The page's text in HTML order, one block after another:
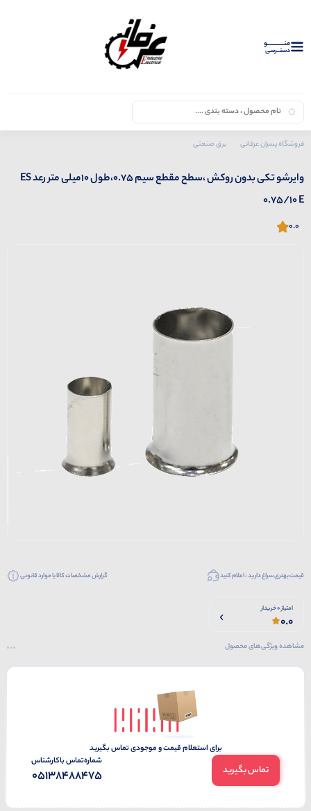
منــــــــــــو
دستــرسی
فروشگاه پسران عرفانی برق صنعتی
وایرشو تکی بدون روکش ،سطح مقطع سیم 0.75،طول 10میلی متر رعد ES
0.75/10 E
0.0
قیمت بهتری سراغ دارید ، اعلام کنید گزارش مشخصات کالا یا موارد قانونی
امتیاز 0 خریدار
0.0
مشاهده ویژگی‌های محصول
برای استعلام قیمت و موجودی تماس بگیرید
تماس بگیرید
شماره‌تماس‌ با‌کارشناس
05138488475